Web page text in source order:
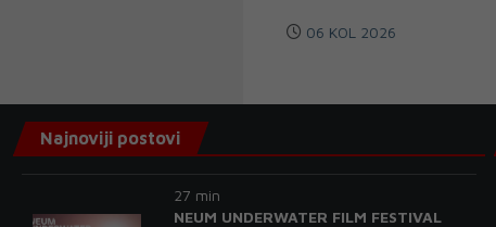
06 KOL 2026
Najnoviji postovi
27 min
NEUM UNDERWATER FILM FESTIVAL